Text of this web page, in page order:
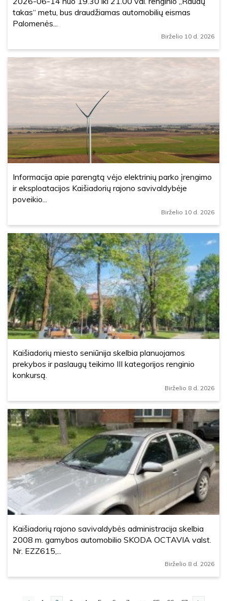
takas“ metu, bus draudžiamas automobilių eismas
Palomenės...
Birželio 10 d. 2026
Informacija apie parengtą vėjo elektrinių parko įrengimo
ir eksploatacijos Kaišiadorių rajono savivaldybėje
poveikio...
Birželio 10 d. 2026
Kaišiadorių miesto seniūnija skelbia planuojamos
prekybos ir paslaugų teikimo III kategorijos renginio
konkursą.
Birželio 8 d. 2026
Kaišiadorių rajono savivaldybės administracija skelbia
2008 m. gamybos automobilio SKODA OCTAVIA valst.
Nr. EZZ615,...
Birželio 8 d. 2026